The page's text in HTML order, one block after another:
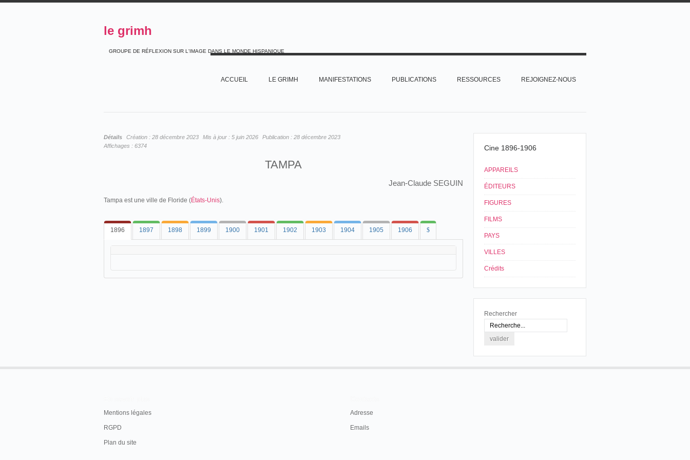
le grimh
GROUPE DE RÉFLEXION SUR L'IMAGE DANS LE MONDE HISPANIQUE
ACCUEIL LE GRIMH MANIFESTATIONS PUBLICATIONS RESSOURCES REJOIGNEZ-NOUS
Détails Création : 28 décembre 2023 Mis à jour : 5 juin 2026 Publication : 28 décembre 2023
Affichages : 6374
TAMPA
Jean-Claude SEGUIN
Tampa est une ville de Floride (États-Unis).
1896 1897 1898 1899 1900 1901 1902 1903 1904 1905 1906 $
Cine 1896-1906
APPAREILS
ÉDITEURS
FIGURES
FILMS
PAYS
VILLES
Crédits
Rechercher
Mentions légales
RGPD
Plan du site
Adresse
Emails